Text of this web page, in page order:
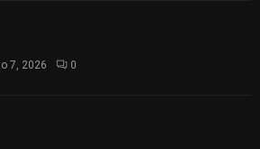
7, 2026 0